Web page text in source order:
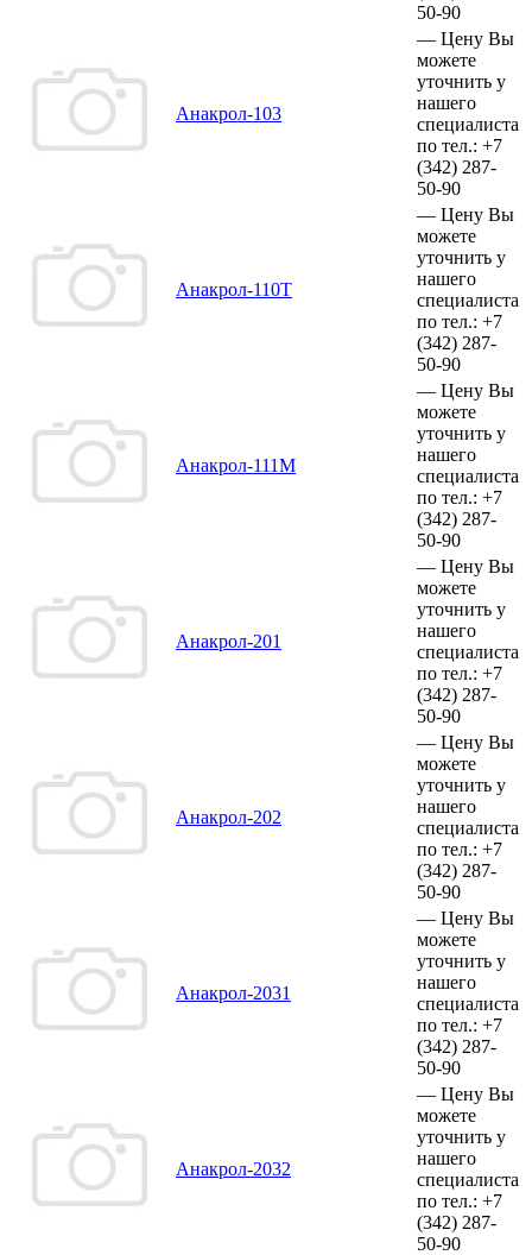
50-90
Анакрол-103
— Цену Вы
можете
уточнить у
нашего
специалиста
по тел.: +7
(342) 287-
50-90
Анакрол-110Т
— Цену Вы
можете
уточнить у
нашего
специалиста
по тел.: +7
(342) 287-
50-90
Анакрол-111М
— Цену Вы
можете
уточнить у
нашего
специалиста
по тел.: +7
(342) 287-
50-90
Анакрол-201
— Цену Вы
можете
уточнить у
нашего
специалиста
по тел.: +7
(342) 287-
50-90
Анакрол-202
— Цену Вы
можете
уточнить у
нашего
специалиста
по тел.: +7
(342) 287-
50-90
Анакрол-2031
— Цену Вы
можете
уточнить у
нашего
специалиста
по тел.: +7
(342) 287-
50-90
Анакрол-2032
— Цену Вы
можете
уточнить у
нашего
специалиста
по тел.: +7
(342) 287-
50-90